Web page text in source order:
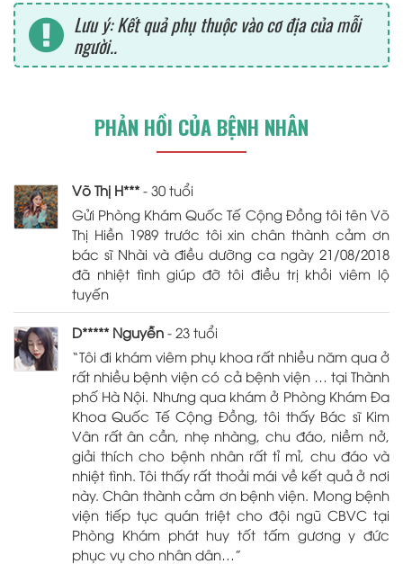
Lưu ý: Kết quả phụ thuộc vào cơ địa của mỗi
người..
PHẢN HỒI CỦA BỆNH NHÂN
Võ Thị H*** - 30 tuổi
Gửi Phòng Khám Quốc Tế Cộng Đồng tôi tên Võ
Thị Hiền 1989 trước tôi xin chân thành cảm ơn
bác sĩ Nhài và điều dưỡng ca ngày 21/08/2018
đã nhiệt tình giúp đỡ tôi điều trị khỏi viêm lộ
tuyến
D***** Nguyễn - 23 tuổi
“Tôi đi khám viêm phụ khoa rất nhiều năm qua ở
rất nhiều bệnh viện có cả bệnh viện … tại Thành
phố Hà Nội. Nhưng qua khám ở Phòng Khám Đa
Khoa Quốc Tế Cộng Đồng, tôi thấy Bác sĩ Kim
Vân rất ân cần, nhẹ nhàng, chu đáo, niềm nở,
giải thích cho bệnh nhân rất tỉ mỉ, chu đáo và
nhiệt tình. Tôi thấy rất thoải mái về kết quả ở nơi
này. Chân thành cảm ơn bệnh viện. Mong bệnh
viện tiếp tục quán triệt cho đội ngũ CBVC tại
Phòng Khám phát huy tốt tấm gương y đức
phục vụ cho nhân dân…”